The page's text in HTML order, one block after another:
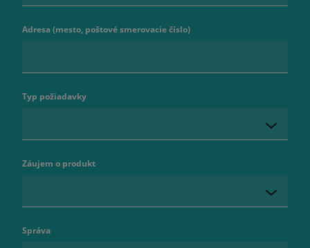
Adresa (mesto, poštové smerovacie číslo)
Typ požiadavky
Záujem o produkt
Správa